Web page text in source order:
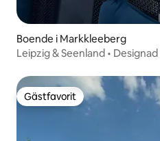
Boende i Markkleeberg
Leipzig & Seenland •
Gästfavorit
Gästfavorit